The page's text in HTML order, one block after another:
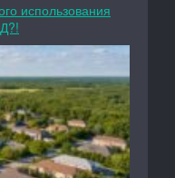
использования